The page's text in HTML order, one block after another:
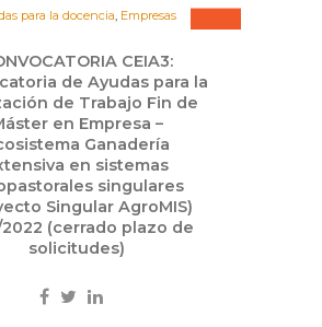
para la docencia, Empresas
CEIA3:
de Ayudas para la
de Trabajo Fin de
en Empresa –
Ganadería
en sistemas
singulares
Singular AgroMIS)
2022 (cerrado plazo de
solicitudes)